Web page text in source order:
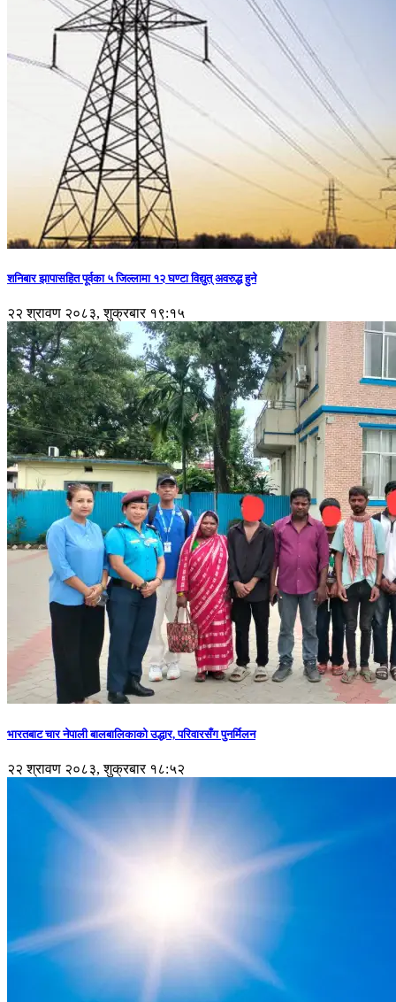
शनिबार झापासहित पूर्वका ५ जिल्लामा १२ घण्टा विद्युत् अवरुद्ध हुने
२२ श्रावण २०८३, शुक्रबार १९:१५
भारतबाट चार नेपाली बालबालिकाको उद्धार, परिवारसँग पुनर्मिलन
२२ श्रावण २०८३, शुक्रबार १८:५२